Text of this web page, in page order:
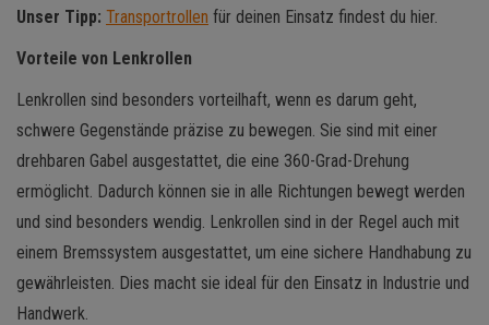
Unser Tipp: Transportrollen für deinen Einsatz findest du hier.
Vorteile von Lenkrollen
Lenkrollen sind besonders vorteilhaft, wenn es darum geht,
schwere Gegenstände präzise zu bewegen. Sie sind mit einer
drehbaren Gabel ausgestattet, die eine 360-Grad-Drehung
ermöglicht. Dadurch können sie in alle Richtungen bewegt werden
und sind besonders wendig. Lenkrollen sind in der Regel auch mit
einem Bremssystem ausgestattet, um eine sichere Handhabung zu
gewährleisten. Dies macht sie ideal für den Einsatz in Industrie und
Handwerk.